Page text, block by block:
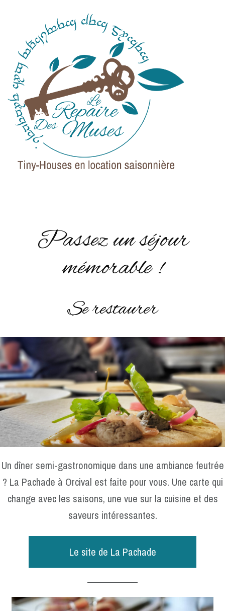
Passez un séjour
mémorable !
Se restaurer
Un dîner semi-gastronomique dans une ambiance feutrée
? La Pachade à Orcival est faite pour vous. Une carte qui
change avec les saisons, une vue sur la cuisine et des
saveurs intéressantes.
Le site de La Pachade